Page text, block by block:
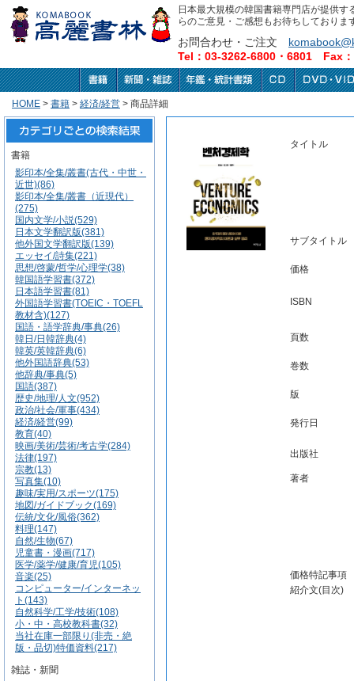
日本最大規模の韓国書籍専門店が提供
らのご意見・ご感想もお待ちしておりま
お問合わせ・ご注文
Tel：03-3262-6800・6801 Fax
HOME > 書籍 > 経済/経営 > 商品詳細
書籍
影印本/全集/叢書(古代・中世・
近世)(86)
影印本/全集/叢書（近現代）
(275)
国内文学/小説(529)
日本文学翻訳版(381)
他外国文学翻訳版(139)
エッセイ/詩集(221)
思想/啓蒙/哲学/心理学(38)
韓国語学習書(372)
日本語学習書(81)
外国語学習書(TOEIC・TOEFL
教材含)(127)
国語・語学辞典/事典(26)
韓日/日韓辞典(4)
韓英/英韓辞典(6)
他外国語辞典(53)
他辞典/事典(5)
国語(387)
歴史/地理/人文(952)
政治/社会/軍事(434)
経済/経営(99)
教育(40)
映画/美術/芸術/考古学(284)
法律(197)
宗教(13)
写真集(10)
趣味/実用/スポーツ(175)
地図/ガイドブック(169)
伝統/文化/風俗(362)
料理(147)
自然/生物(67)
児童書・漫画(717)
医学/薬学/健康/育児(105)
音楽(25)
コンピューター/インターネッ
ト(143)
自然科学/工学/技術(108)
小・中・高校教科書(32)
当社在庫一部限り(非売・絶
版・品切)特価資料(217)
雑誌・新聞
タイトル
サブタイトル
価格
ISBN
頁数
巻数
版
発行日
出版社
著者
価格特記事項
紹介文(目次)